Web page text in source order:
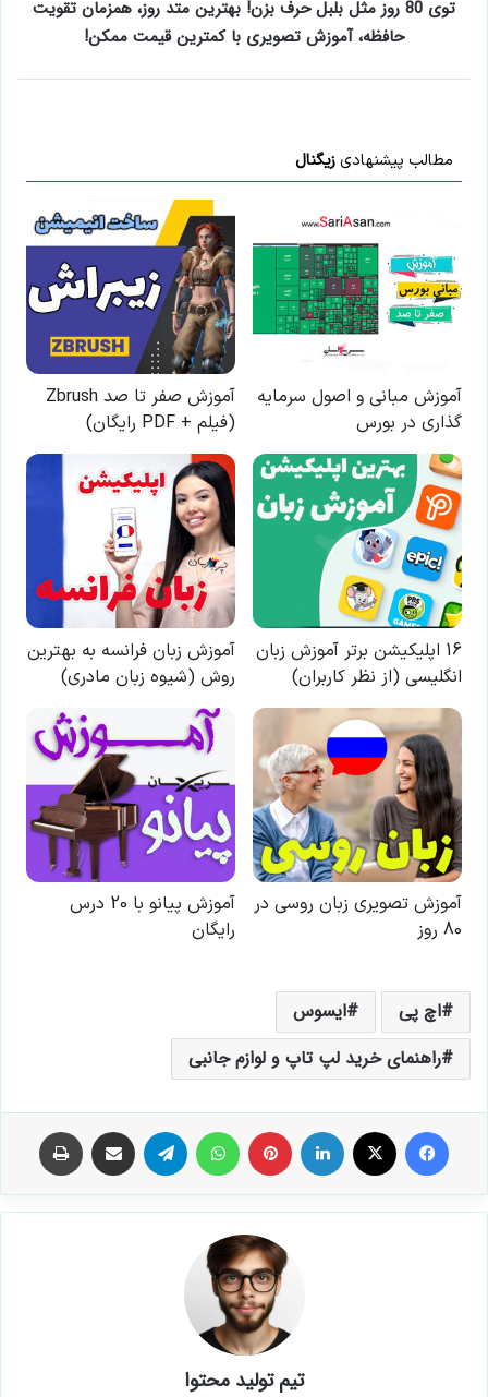
توی 80 روز مثل بلبل حرف بزن! بهترین متد روز، همزمان تقویت
حافظه، آموزش تصویری با کمترین قیمت ممکن!
اچ پی
ایسوس
راهنمای خرید لپ تاپ و لوازم جانبی
فیس بوک لینکدین ‫پین‌ترست تلگرام اشتراک گذاری از طریق ایمیل
تیم تولید محتوا